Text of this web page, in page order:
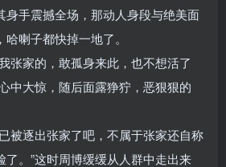
身手震撼全场，那动人身段与绝美面
喇子都快掉一地了。
张家的，敢孤身来此，也不想活了
中大惊，随后面露狰狞，恶狠狠的
被逐出张家了吧，不属于张家还自称
。”这时周博缓缓从人群中走出来